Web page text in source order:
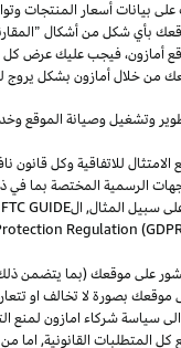
بيانات أسعار المنتجات
بأيشكل منأشكال ”
أمازون،فيجبعليكعرض كل
من خلال أمازون بشكل يروج
وتشغيلوصيانة الموقع
للاتفاقية وكل قانون
الرسمية المختصة بما
سبيل المثال, الFTC GUIDE
Regulation
على موقعك (بما يتضمن
بصورة لا تخالف او
الى سياسة شركاء امازون لمنع
المتطلبات القانونية,